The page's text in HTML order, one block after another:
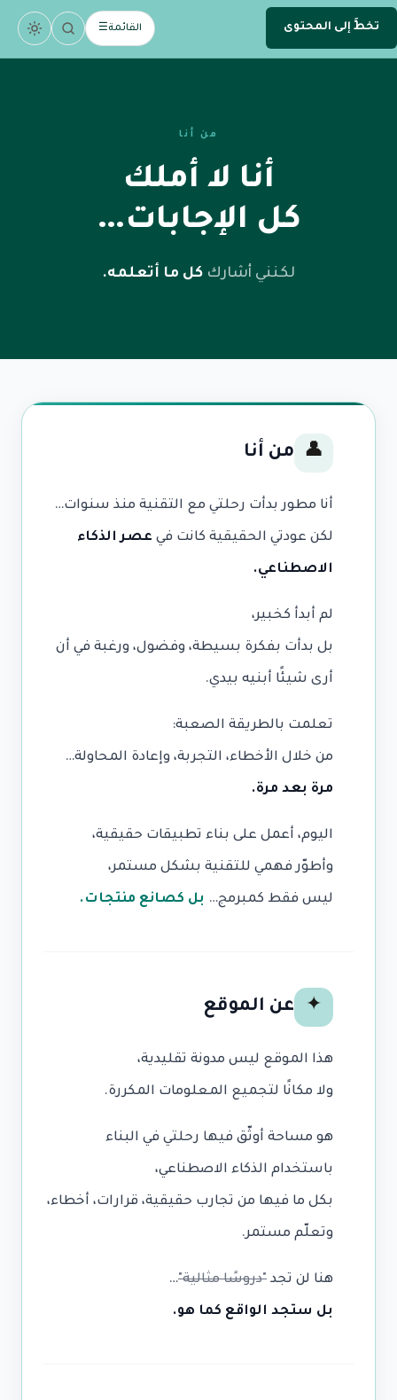
تخطَّ إلى المحتوى
DEV
devsamhan القائمة☰
من أنا
أنا لا أملك
كل الإجابات…
لكنني أشارك كل ما أتعلمه.
👤 من أنا
أنا مطور بدأت رحلتي مع التقنية منذ سنوات…
لكن عودتي الحقيقية كانت في عصر الذكاء
الاصطناعي.
لم أبدأ كخبير،
بل بدأت بفكرة بسيطة، وفضول، ورغبة في أن
أرى شيئًا أبنيه بيدي.
تعلمت بالطريقة الصعبة:
من خلال الأخطاء، التجربة، وإعادة المحاولة…
مرة بعد مرة.
اليوم، أعمل على بناء تطبيقات حقيقية،
وأطوّر فهمي للتقنية بشكل مستمر،
ليس فقط كمبرمج… بل كصانع منتجات.
✦ عن الموقع
هذا الموقع ليس مدونة تقليدية،
ولا مكانًا لتجميع المعلومات المكررة.
هو مساحة أوثّق فيها رحلتي في البناء
باستخدام الذكاء الاصطناعي،
بكل ما فيها من تجارب حقيقية، قرارات، أخطاء،
وتعلّم مستمر.
هنا لن تجد "دروسًا مثالية"…
بل ستجد الواقع كما هو.